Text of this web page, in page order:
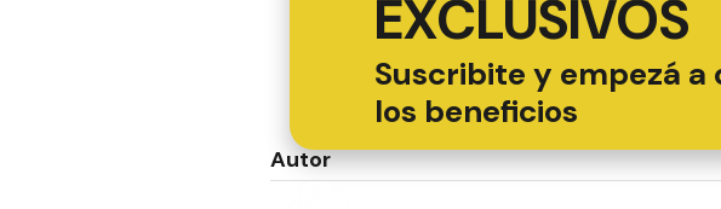
EXCLUSIVOS
Suscribite y empezá
los beneficios
Autor